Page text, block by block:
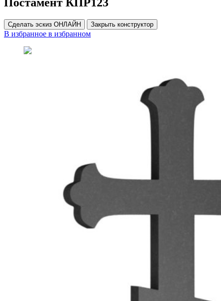
Постамент КПР123
Сделать эскиз ОНЛАЙН Закрыть конструктор
В избранное в избранном